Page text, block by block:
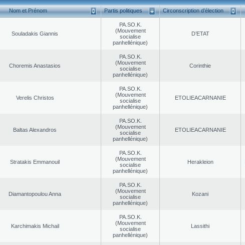
Nom et Prénom Partis politiques Circonscription d’élection
Souladakis Giannis
PA.SO.K.
(Mouvement
socialise
panhellénique)
D’ETAT
Choremis Anastasios
PA.SO.K.
(Mouvement
socialise
panhellénique)
Corinthie
Verelis Christos
PA.SO.K.
(Mouvement
socialise
panhellénique)
EΤOLIEACARNANIE
Baltas Alexandros
PA.SO.K.
(Mouvement
socialise
panhellénique)
EΤOLIEACARNANIE
Stratakis Emmanouil
PA.SO.K.
(Mouvement
socialise
panhellénique)
Herakleion
Diamantopoulou Anna
PA.SO.K.
(Mouvement
socialise
panhellénique)
Kozani
Karchimakis Michail
PA.SO.K.
(Mouvement
socialise
panhellénique)
Lassithi